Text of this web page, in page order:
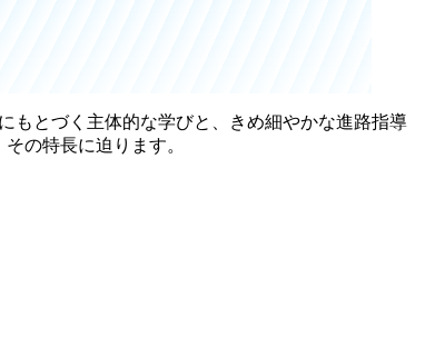
もとづく主体的な学びと、きめ細やかな進路指導
の特長に迫ります。